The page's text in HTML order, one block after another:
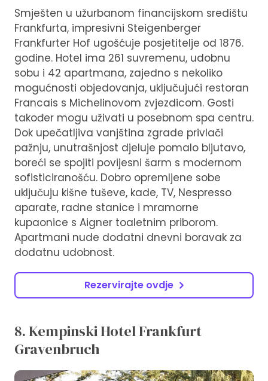
Smješten u užurbanom financijskom središtu
Frankfurta, impresivni Steigenberger
Frankfurter Hof ugošćuje posjetitelje od 1876.
godine. Hotel ima 261 suvremenu, udobnu
sobu i 42 apartmana, zajedno s nekoliko
mogućnosti objedovanja, uključujući restoran
Francais s Michelinovom zvjezdicom. Gosti
također mogu uživati ​​u posebnom spa centru.
Dok upečatljiva vanjština zgrade privlači
pažnju, unutrašnjost djeluje pomalo bljutavo,
boreći se spojiti povijesni šarm s modernom
sofisticiranošću. Dobro opremljene sobe
uključuju kišne tuševe, kade, TV, Nespresso
aparate, radne stanice i mramorne
kupaonice s Aigner toaletnim priborom.
Apartmani nude dodatni dnevni boravak za
dodatnu udobnost.
Rezervirajte ovdje
8. Kempinski Hotel Frankfurt
Gravenbruch